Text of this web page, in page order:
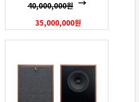
40,000,000원
35,000,000원